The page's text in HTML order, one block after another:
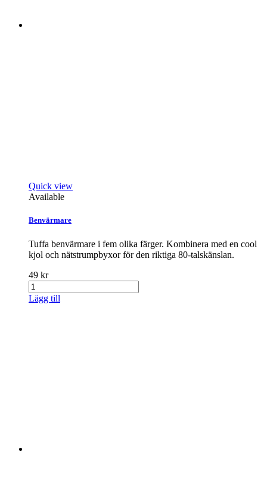
Quick view
Available
Benvärmare
Tuffa benvärmare i fem olika färger. Kombinera med en cool
kjol och nätstrumpbyxor för den riktiga 80-talskänslan.
49 kr
Lägg till